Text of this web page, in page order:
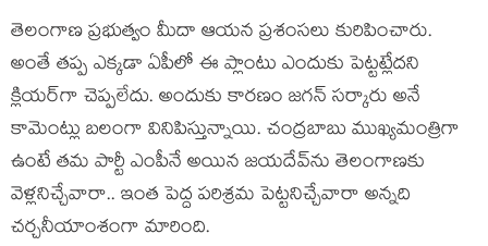
తెలంగాణ ప్రభుత్వం మీదా ఆయన ప్రశంసలు కురిపించారు.
అంతే తప్ప ఎక్కడా ఏపీలో ఈ ప్లాంటు ఎందుకు పెట్టట్లేదని
క్లియర్‌గా చెప్పలేదు. అందుకు కారణం జగన్ సర్కారు అనే
కామెంట్లు బలంగా వినిపిస్తున్నాయి. చంద్రబాబు ముఖ్యమంత్రిగా
ఉంటే తమ పార్టీ ఎంపీనే అయిన జయదేవ్‌ను తెలంగాణకు
వెళ్లనిచ్చేవారా.. ఇంత పెద్ద పరిశ్రమ పెట్టనిచ్చేవారా అన్నది
చర్చనీయాంశంగా మారింది.